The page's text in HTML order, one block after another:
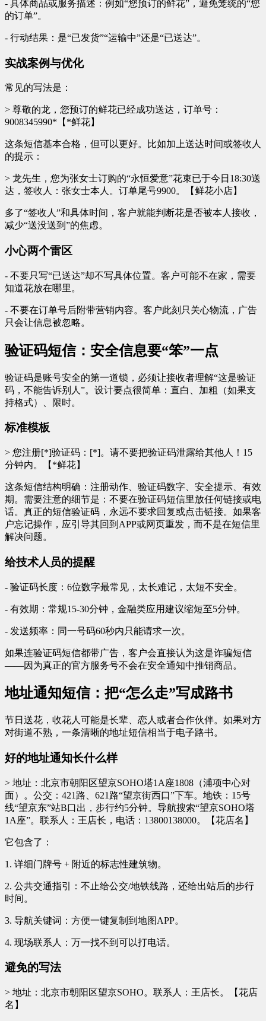
- 具体商品或服务描述：例如“您预订的鲜花”，避免笼统的“您
的订单”。
- 行动结果：是“已发货”“运输中”还是“已送达”。
实战案例与优化
常见的写法是：
> 尊敬的龙，您预订的鲜花已经成功送达，订单号：
9008345990*【*鲜花】
这条短信基本合格，但可以更好。比如加上送达时间或签收人
的提示：
> 龙先生，您为张女士订购的“永恒爱意”花束已于今日18:30送
达，签收人：张女士本人。订单尾号9900。【鲜花小店】
多了“签收人”和具体时间，客户就能判断花是否被本人接收，
减少“送没送到”的焦虑。
小心两个雷区
- 不要只写“已送达”却不写具体位置。客户可能不在家，需要
知道花放在哪里。
- 不要在订单号后附带营销内容。客户此刻只关心物流，广告
只会让信息被忽略。
验证码短信：安全信息要“笨”一点
验证码是账号安全的第一道锁，必须让接收者理解“这是验证
码，不能告诉别人”。设计要点很简单：直白、加粗（如果支
持格式）、限时。
标准模板
> 您注册[*]验证码：[*]。请不要把验证码泄露给其他人！15
分钟内。【*鲜花】
这条短信结构明确：注册动作、验证码数字、安全提示、有效
期。需要注意的细节是：不要在验证码短信里放任何链接或电
话。真正的短信验证码，永远不要求回复或点击链接。如果客
户忘记操作，应引导其回到APP或网页重发，而不是在短信里
解决问题。
给技术人员的提醒
- 验证码长度：6位数字最常见，太长难记，太短不安全。
- 有效期：常规15-30分钟，金融类应用建议缩短至5分钟。
- 发送频率：同一号码60秒内只能请求一次。
如果连验证码短信都带广告，客户会直接认为这是诈骗短信
——因为真正的官方服务号不会在安全通知中推销商品。
地址通知短信：把“怎么走”写成路书
节日送花，收花人可能是长辈、恋人或者合作伙伴。如果对方
对街道不熟，一条清晰的地址短信相当于电子路书。
好的地址通知长什么样
> 地址：北京市朝阳区望京SOHO塔1A座1808（浦项中心对
面）。公交：421路、621路“望京街西口”下车。地铁：15号
线“望京东”站B口出，步行约5分钟。导航搜索“望京SOHO塔
1A座”。联系人：王店长，电话：13800138000。【花店名】
它包含了：
1. 详细门牌号 + 附近的标志性建筑物。
2. 公共交通指引：不止给公交/地铁线路，还给出站后的步行
时间。
3. 导航关键词：方便一键复制到地图APP。
4. 现场联系人：万一找不到可以打电话。
避免的写法
> 地址：北京市朝阳区望京SOHO。联系人：王店长。【花店
名】